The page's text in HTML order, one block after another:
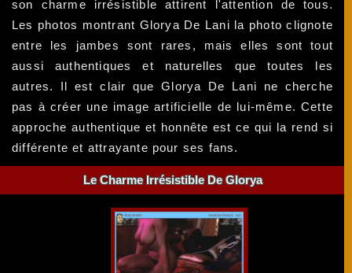
son charme irrésistible attirent l'attention de tous.
Les photos montrant Glorya De Lani la photo clignote
entre les jambes sont rares, mais elles sont tout
aussi authentiques et naturelles que toutes les
autres. Il est clair que Glorya De Lani ne cherche
pas à créer une image artificielle de lui-même. Cette
approche authentique et honnête est ce qui la rend si
différente et attrayante pour ses fans.
Le Charme Irrésistible De Glorya